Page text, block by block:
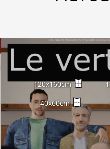
120x160cm
40x60cm